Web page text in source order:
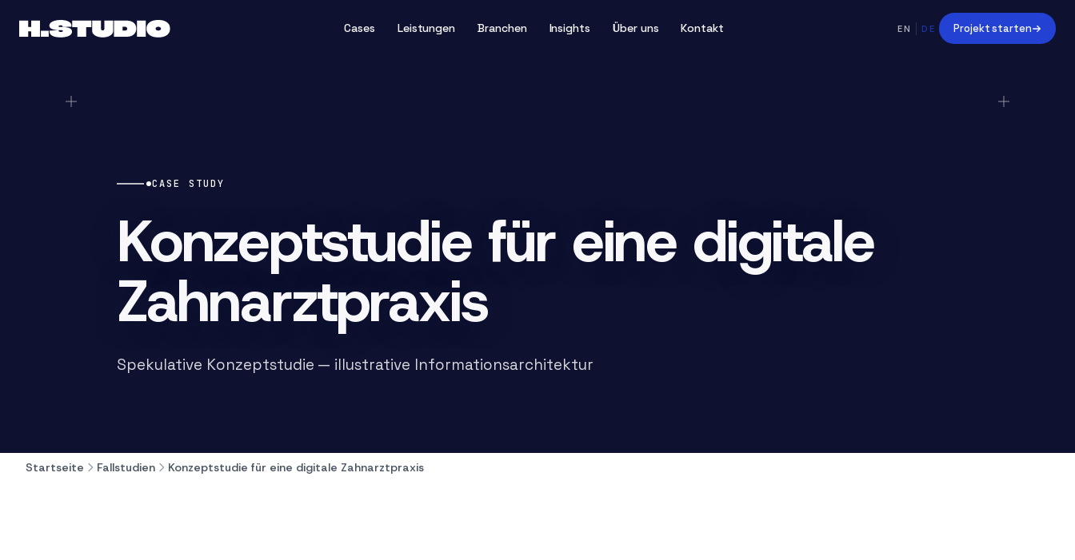
Cases Leistungen Branchen Insights Über uns Kontakt EN DE Projekt starten
CASE STUDY
Konzeptstudie für eine digitale
Zahnarztpraxis
Spekulative Konzeptstudie — illustrative Informationsarchitektur
Startseite Fallstudien Konzeptstudie für eine digitale Zahnarztpraxis